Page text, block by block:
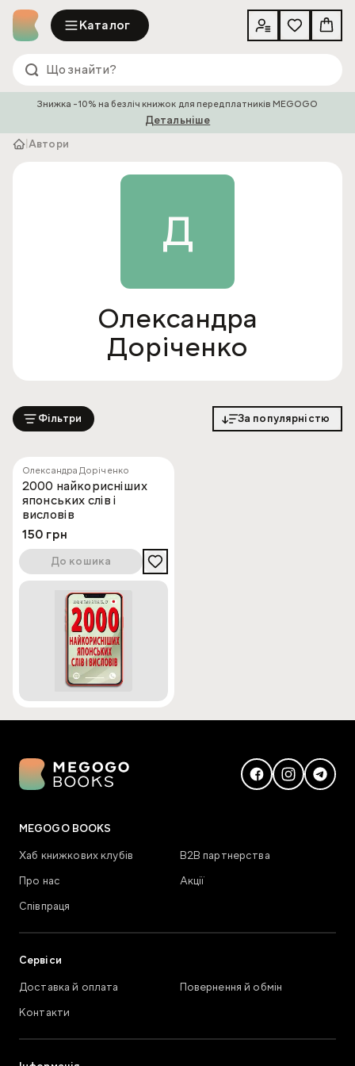
Каталог
Знижка -10% на безліч книжок для передплатників MEGOGO
Детальніше
|Автори
Д
Олександра
Доріченко
Фільтри За популярністю
Олександра Доріченко
2000 найкорисніших
японських слів і
висловів
150 грн
До кошика
MEGOGO BOOKS
Хаб книжкових клубів
В2В партнерства
Про нас
Акції
Співпраця
Сервіси
Доставка й оплата
Повернення й обмін
Контакти